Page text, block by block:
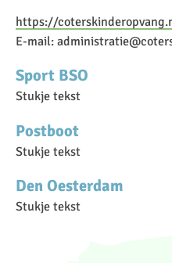
https://
E-mail:
Sport BSO
Stukje tekst
Postboot
Stukje tekst
Den Oesterdam
Stukje tekst